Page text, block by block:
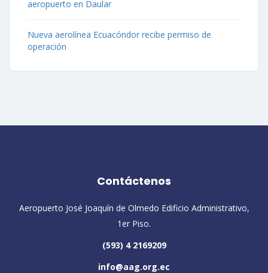
aeropuerto en Daular
Nueva aerolínea Ecuacóndor recibe permiso de
operación
Contáctenos
Aeropuerto José Joaquín de Olmedo Edificio Administrativo,
1er Piso.
(593) 4 2169209
info@aag.org.ec